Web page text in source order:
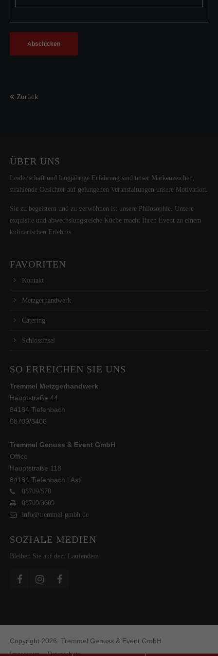
Abschicken
Zurück
ÜBER UNS
Leidenschaft und langjährige Erfahrung sind unser Markenzeichen,
strahlende Gesichter auf gelungenen Veranstaltungen unsere Motivation.
Sie zu begeistern und zu verwöhnen ist unsere Philosophie. Unsere
exquisite und abwechslungsreiche Küche macht Ihren Event zu einem
kulinarischen Erlebnis.
FAVORITEN
Kontakt
Metzgerhandwerk
Catering
Schlossinsel
SO ERREICHEN SIE UNS
Tremmel Metzgerhandwerk
Hauptstraße 44
84184 Tiefenbach
08709/3406
Tremmel Genuss & Event GmbH
Office
Hauptstraße 118
84184 Tiefenbach | Ast
08709/570
08709/3609
info@tremmel-gmbh.de
SOZIALE MEDIEN
Bleiben Sie auf dem Laufendem
Copyright 2026. Tremmel Genuss & Event GmbH
Impressum Datenschutz